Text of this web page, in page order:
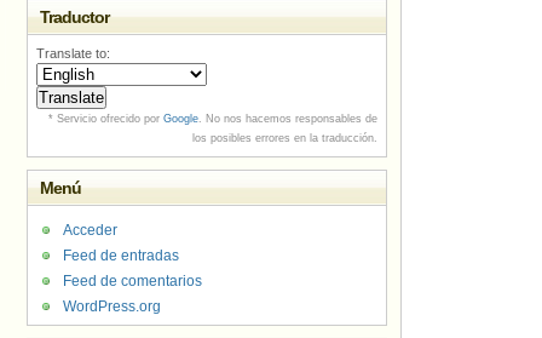
Traductor
Translate to:
* Servicio ofrecido por Google. No nos hacemos responsables de
los posibles errores en la traducción.
Menú
Acceder
Feed de entradas
Feed de comentarios
WordPress.org